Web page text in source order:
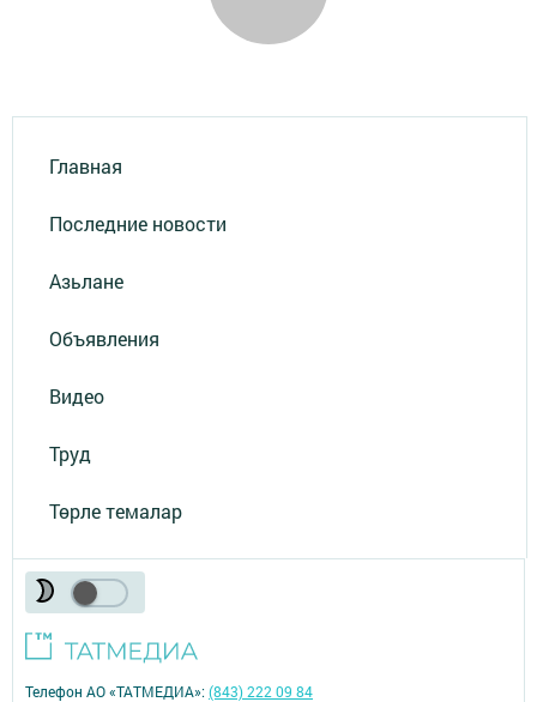
Главная
Последние новости
Азьлане
Объявления
Видео
Труд
Төрле темалар
Телефон АО «ТАТМЕДИА»:(843) 222 09 84